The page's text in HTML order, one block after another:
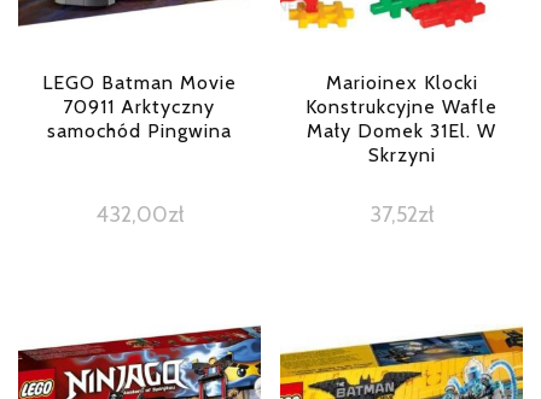
LEGO Batman Movie
70911 Arktyczny
samochód Pingwina
432,00zł
Marioinex Klocki
Konstrukcyjne Wafle
Mały Domek 31El. W
Skrzyni
37,52zł